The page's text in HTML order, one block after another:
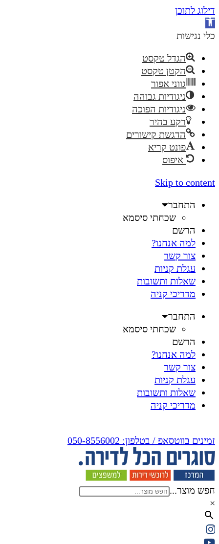
דילוג לתוכן
פתח
סרגל
כלי נגישות
הגדל טקסט
הקטן טקסט
גווני אפור
ניגודיות גבוהה
ניגודיות הפוכה
רקע בהיר
הדגשת קישורים
פונט קריא
איפוס
Skip to content
התחבר
שכחתי סיסמא
הרשם
למה אנחנו?
צור קשר
עגלת קניות
שאלות ותשובות
מדריכי קניה
התחבר
שכחתי סיסמא
הרשם
למה אנחנו?
צור קשר
עגלת קניות
שאלות ותשובות
מדריכי קניה
זמינים בווטסאפ / בטלפון: 050-8556002
חפש מוצר...
×